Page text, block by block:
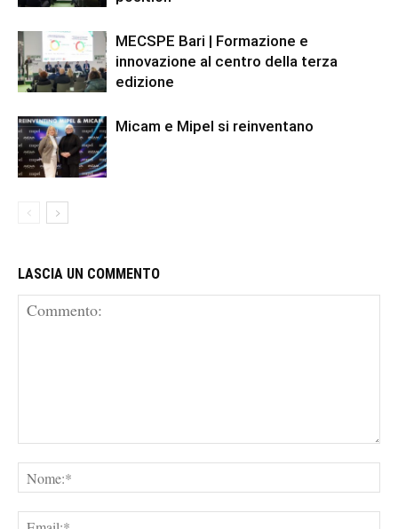
MECSPE Bari | Formazione e
innovazione al centro della terza
edizione
Micam e Mipel si reinventano
LASCIA UN COMMENTO